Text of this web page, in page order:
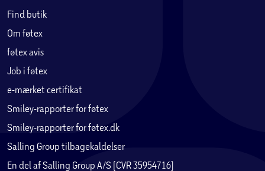
Find butik
Om føtex
føtex avis
Job i føtex
e-mærket certifikat
Smiley-rapporter for føtex
Smiley-rapporter for føtex.dk
Salling Group tilbagekaldelser
En del af Salling Group A/S (CVR 35954716)